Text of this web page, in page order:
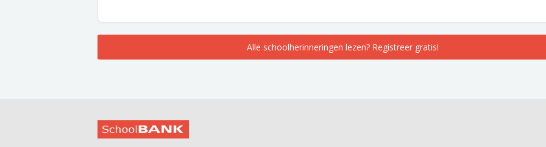
Alle schoolherinneringen lezen? Registreer gratis!